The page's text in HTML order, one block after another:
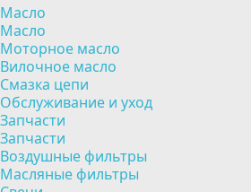
Масло
Масло
Моторное масло
Вилочное масло
Смазка цепи
Обслуживание и уход
Запчасти
Запчасти
Воздушные фильтры
Масляные фильтры